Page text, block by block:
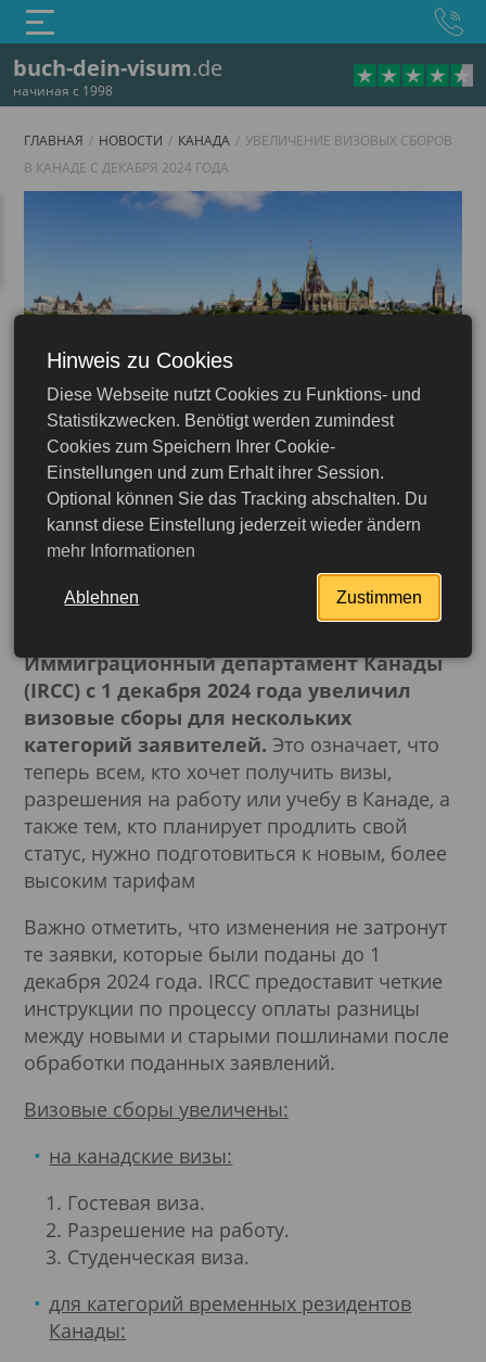
buch-dein-visum.de
начиная с 1998
Канада
Подробнее
ГЛАВНАЯ НОВОСТИ КАНАДА
УВЕЛИЧЕНИЕ ВИЗОВЫХ СБОРОВ
В КАНАДЕ С ДЕКАБРЯ 2024 ГОДА
04.12.2024
Увеличение визовых
сборов в Канаде с
декабря 2024 года
Иммиграционный департамент Канады
(IRCC) с 1 декабря 2024 года увеличил
визовые сборы для нескольких
категорий заявителей. Это означает, что
теперь всем, кто хочет получить визы,
разрешения на работу или учебу в Канаде, а
также тем, кто планирует продлить свой
статус, нужно подготовиться к новым, более
высоким тарифам
Важно отметить, что изменения не затронут
те заявки, которые были поданы до 1
декабря 2024 года. IRCC предоставит четкие
инструкции по процессу оплаты разницы
между новыми и старыми пошлинами после
обработки поданных заявлений.
Визовые сборы увеличены:
на канадские визы:
Гостевая виза.
Разрешение на работу.
Студенческая виза.
для категорий временных резидентов
Канады:
Hinweis zu Cookies
Diese Webseite nutzt Cookies zu Funktions- und
Statistikzwecken. Benötigt werden zumindest
Cookies zum Speichern Ihrer Cookie-
Einstellungen und zum Erhalt ihrer Session.
Optional können Sie das Tracking abschalten. Du
kannst diese Einstellung jederzeit wieder ändern
mehr Informationen
Ablehnen Zustimmen